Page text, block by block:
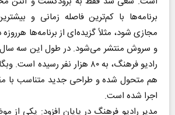
برنامه‌ها با کم‌ترین فاصله زمانی و
مجازی شود، مثلاً گزیده‌ای از برنامه‌ها هرروزه
و سروش منتشر می‌شود. در طول این سه سال،
رادیو فرهنگ، به ۸۰ هزار نفر
هم متحول شده و طراحی جدید متناسب با
اجرا شده است.
مدیر رادیو فرهنگ در پایان افزود: یکی